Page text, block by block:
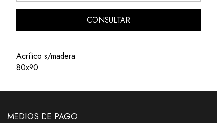
CONSULTAR
Acrílico s/madera
80x90
MEDIOS DE PAGO